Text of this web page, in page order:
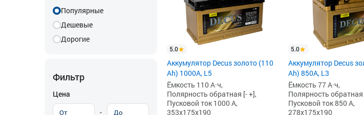
Популярные
Дешевые
Дорогие
Фильтр
Цена
-
5.0
Аккумулятор Decus золото (110
Ah) 1000A, L5
Ёмкость 110 А·ч,
Полярность обратная [- +],
Пусковой ток 1000 А,
353x175x190
5.0
Аккумулятор Decus
Ah) 850А, L3
Ёмкость 77 А·ч,
Полярность обратная
Пусковой ток 850 А,
278x175x190